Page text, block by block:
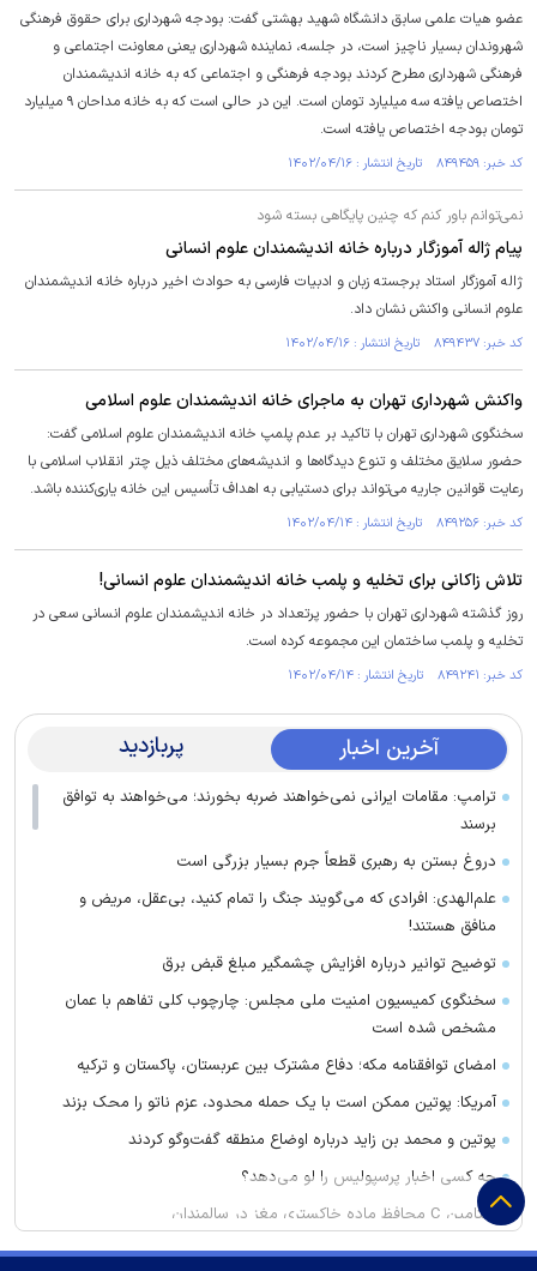
عضو هیات علمی سابق دانشگاه شهید بهشتی گفت: بودجه شهرداری برای حقوق فرهنگی
شهروندان بسیار ناچیز است، در جلسه، نماینده شهرداری یعنی معاونت اجتماعی و
فرهنگی شهرداری مطرح کردند بودجه فرهنگی و اجتماعی که به خانه اندیشمندان
اختصاص یافته سه میلیارد تومان است. این در حالی است که به خانه مداحان ۹ میلیارد
تومان بودجه اختصاص یافته است.
کد خبر: ۸۴۹۴۵۹ تاریخ انتشار : ۱۴۰۲/۰۴/۱۶
نمی‌توانم باور کنم که چنین پایگاهی بسته شود
پیام ژاله آموزگار درباره خانه اندیشمندان علوم انسانی
ژاله آموزگار استاد برجسته زبان و ادبیات فارسی به حوادث اخیر درباره خانه اندیشمندان
علوم انسانی واکنش نشان داد.
کد خبر: ۸۴۹۴۳۷ تاریخ انتشار : ۱۴۰۲/۰۴/۱۶
واکنش شهرداری تهران به ماجرای خانه اندیشمندان علوم اسلامی
سخنگوی شهرداری تهران با تاکید بر عدم پلمپ خانه اندیشمندان علوم اسلامی گفت:
حضور سلایق مختلف و تنوع دیدگاه‌ها و اندیشه‌های مختلف ذیل چتر انقلاب اسلامی با
رعایت قوانین جاریه می‌تواند برای دستیابی به اهداف تأسیس این خانه یاری‌کننده باشد.
کد خبر: ۸۴۹۲۵۶ تاریخ انتشار : ۱۴۰۲/۰۴/۱۴
تلاش زاکانی برای تخلیه و پلمب خانه اندیشمندان علوم انسانی!
روز گذشته شهرداری تهران با حضور پرتعداد در خانه اندیشمندان علوم انسانی سعی در
تخلیه و پلمب ساختمان این مجموعه کرده است.
کد خبر: ۸۴۹۲۴۱ تاریخ انتشار : ۱۴۰۲/۰۴/۱۴
آخرین اخبار پربازدید
ترامپ: مقامات ایرانی نمی‌خواهند ضربه بخورند؛ می‌خواهند به توافق
برسند
دروغ بستن به رهبری قطعاً جرم بسیار بزرگی است
علم‌الهدی: افرادی که می‌گویند جنگ را تمام کنید، بی‌عقل، مریض و
منافق هستند!
توضیح توانیر درباره افزایش چشمگیر مبلغ قبض برق
سخنگوی کمیسیون امنیت ملی مجلس: چارچوب کلی تفاهم با عمان
مشخص شده است
امضای توافقنامه مکه؛ دفاع مشترک بین عربستان، پاکستان و ترکیه
آمریکا: پوتین ممکن است با یک حمله محدود، عزم ناتو را محک بزند
پوتین و محمد بن زاید درباره اوضاع منطقه گفت‌وگو کردند
چه کسی اخبار پرسپولیس را لو می‌دهد؟
ویتامین C محافظ ماده خاکستری مغز در سالمندان
خطیب جمعه تهران: دشمن شکست مفتضحانه خورده و به التماس